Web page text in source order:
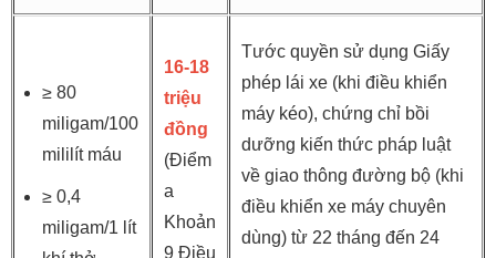
≥ 80
miligam/100
mililít máu
≥ 0,4
miligam/1 lít
16-18
triệu
đồng
(Điểm
a
Khoản
9 Điều
Tước quyền sử dụng Giấy
phép lái xe (khi điều khiển
máy kéo), chứng chỉ bồi
dưỡng kiến thức pháp luật
về giao thông đường bộ (khi
điều khiển xe máy chuyên
dùng) từ 22 tháng đến 24